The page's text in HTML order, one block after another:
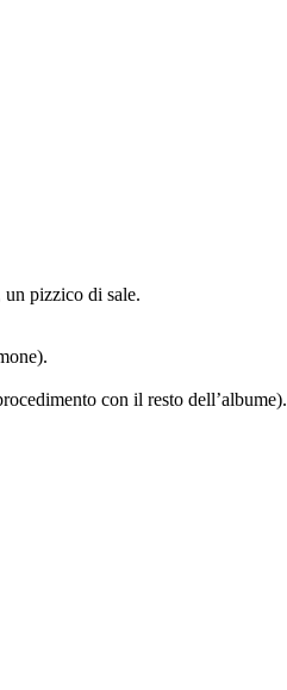
pizzico di sale.
con il resto dell’albume).